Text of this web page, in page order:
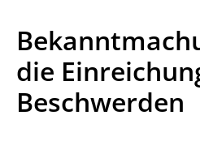
die
Beschwerden